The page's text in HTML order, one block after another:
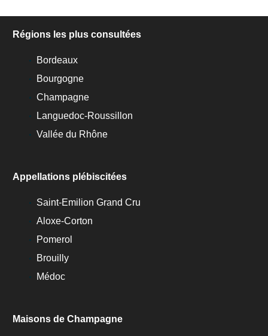
Régions les plus consultées
Bordeaux
Bourgogne
Champagne
Languedoc-Roussillon
Vallée du Rhône
Appellations plébiscitées
Saint-Emilion Grand Cru
Aloxe-Corton
Pomerol
Brouilly
Médoc
Maisons de Champagne